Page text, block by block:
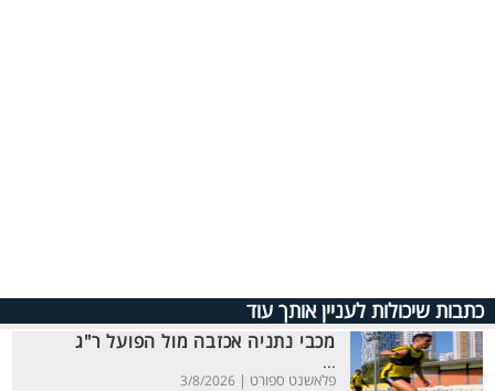
כתבות שיכולות לעניין אותך עוד
מכבי נתניה אכזבה מול הפועל ר"ג
...
פלאשנט ספורט | 3/8/2026